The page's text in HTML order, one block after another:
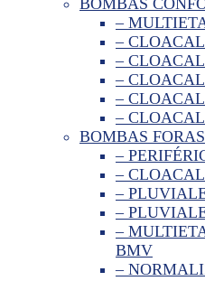
–
–
–
–
–
–
BOMBAS FORAS
–
–
–
–
–
BMV
–